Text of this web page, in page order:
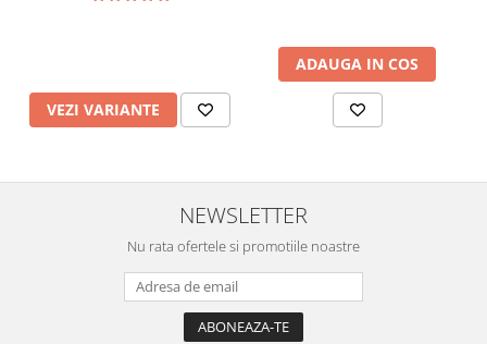
VEZI VARIANTE
ADAUGA IN COS
NEWSLETTER
Nu rata ofertele si promotiile noastre